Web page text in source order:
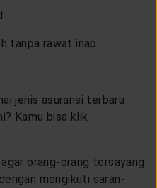
tanpa rawat inap
jenis asuransi terbaru
Kamu bisa klik
orang-orang tersayang
mengikuti saran-